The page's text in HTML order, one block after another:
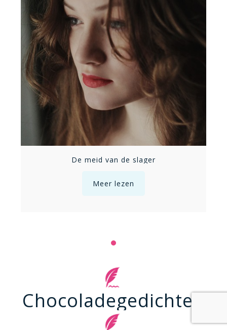
De meid van de slager
Meer lezen
Chocoladegedichten